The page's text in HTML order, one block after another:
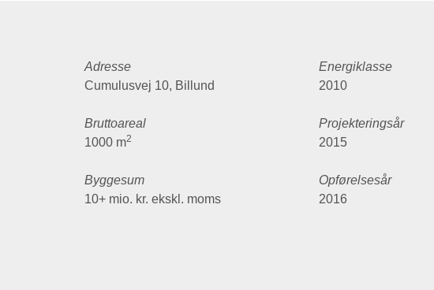
Adresse
Cumulusvej 10, Billund
Bruttoareal
1000 m2
Byggesum
10+ mio. kr. ekskl. moms
Energiklasse
2010
Projekteringsår
2015
Opførelsesår
2016